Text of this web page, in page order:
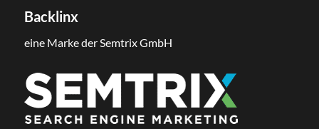
Backlinx
eine Marke der Semtrix GmbH